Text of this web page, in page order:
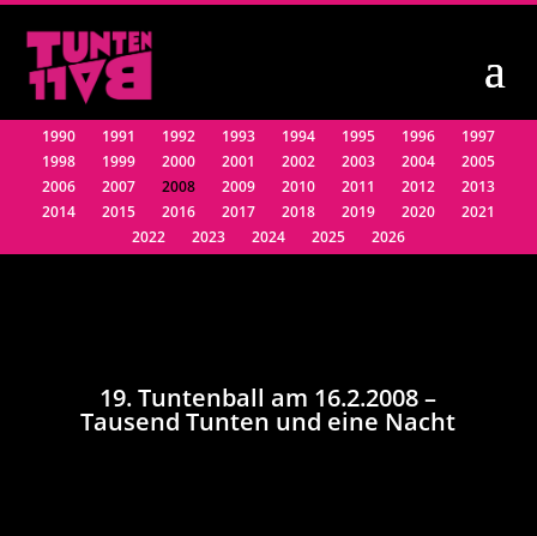
1990 1991 1992 1993 1994 1995 1996
1997
1998
1999 2000 2001 2002 2003 2004
2005
2006
2007 2008 2009 2010 2011 2012
2013
2014
2015 2016 2017 2018 2019 2020
2021
2022
2023 2024 2025 2026
19. Tuntenball am 16.2.2008 –
Tausend Tunten und eine Nacht